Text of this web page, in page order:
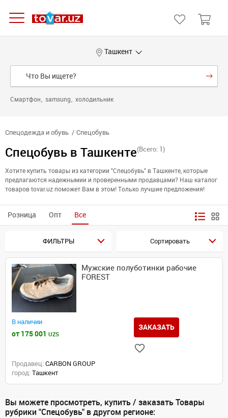
Ташкент
Смартфон samsung холодильник
Спецодежда и обувь Спецобувь
Спецобувь в Ташкенте(Всего: 1)
Хотите купить товары из категории "Спецобувь" в Ташкенте, которые
предлагаются надежнымии и проверенными продавцами? Наш каталог
товаров tovar.uz поможет Вам в этом! Только лучшие предложения!
Розница Опт Все
ФИЛЬТРЫ Сортировать
Мужские полуботинки рабочие
FOREST
В наличии
от 175 001 UZS
ЗАКАЗАТЬ
Продавец: CARBON GROUP
город: Ташкент
Вы можете просмотреть, купить / заказать Товары
рубрики "Спецобувь" в другом регионе: